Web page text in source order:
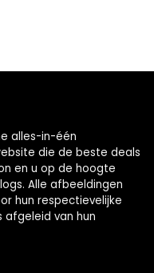
alles-in-één
die de beste deals
en u op de hoogte
Alle afbeeldingen
hun respectievelijke
afgeleid van hun